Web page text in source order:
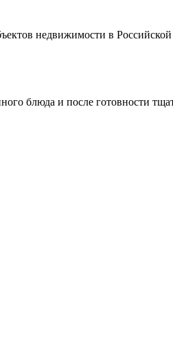
недвижимости в
блюда и после готовности